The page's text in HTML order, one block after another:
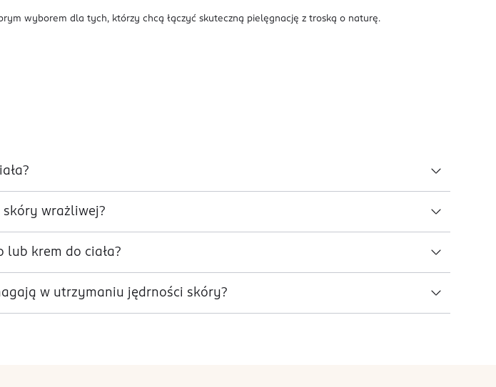
wyborem dla tych, którzy chcą łączyć skuteczną pielęgnację z troską o naturę.
skóry wrażliwej?
lub krem do ciała?
w utrzymaniu jędrności skóry?